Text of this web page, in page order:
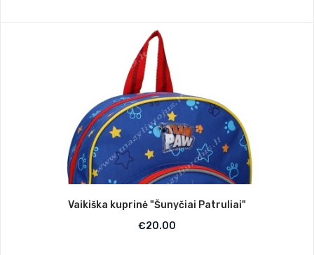
Vaikiška kuprinė "Šunyčiai Patruliai"
€20.00